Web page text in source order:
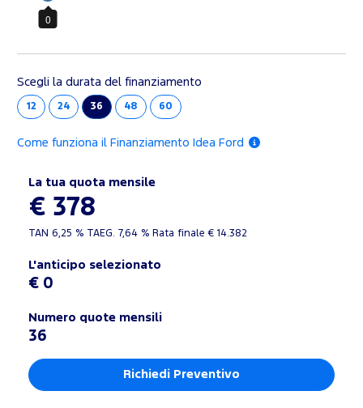
0
Scegli la durata del finanziamento
12 24 36 48 60
Come funziona il Finanziamento Idea Ford
La tua quota mensile
€ 378
TAN 6,25 % TAEG. 7,64 % Rata finale € 14.382
L'anticipo selezionato
€ 0
Numero quote mensili
36
Richiedi Preventivo